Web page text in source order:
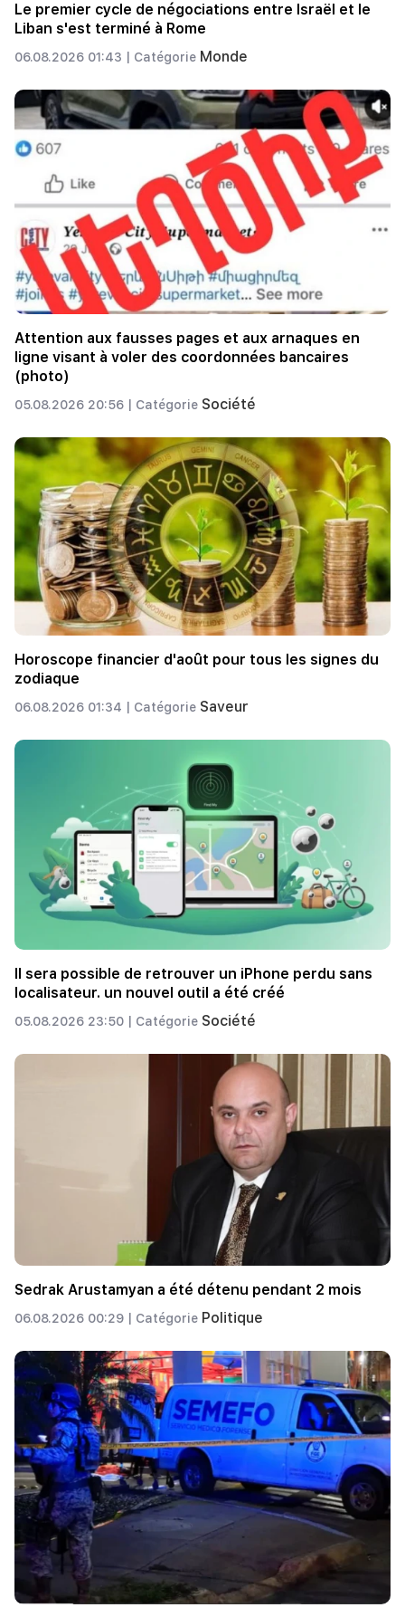
Le premier cycle de négociations entre Israël et le
Liban s'est terminé à Rome
06.08.2026 01:43 | Catégorie Monde
Attention aux fausses pages et aux arnaques en
ligne visant à voler des coordonnées bancaires
(photo)
05.08.2026 20:56 | Catégorie Société
Horoscope financier d'août pour tous les signes du
zodiaque
06.08.2026 01:34 | Catégorie Saveur
Il sera possible de retrouver un iPhone perdu sans
localisateur. un nouvel outil a été créé
05.08.2026 23:50 | Catégorie Société
Sedrak Arustamyan a été détenu pendant 2 mois
06.08.2026 00:29 | Catégorie Politique